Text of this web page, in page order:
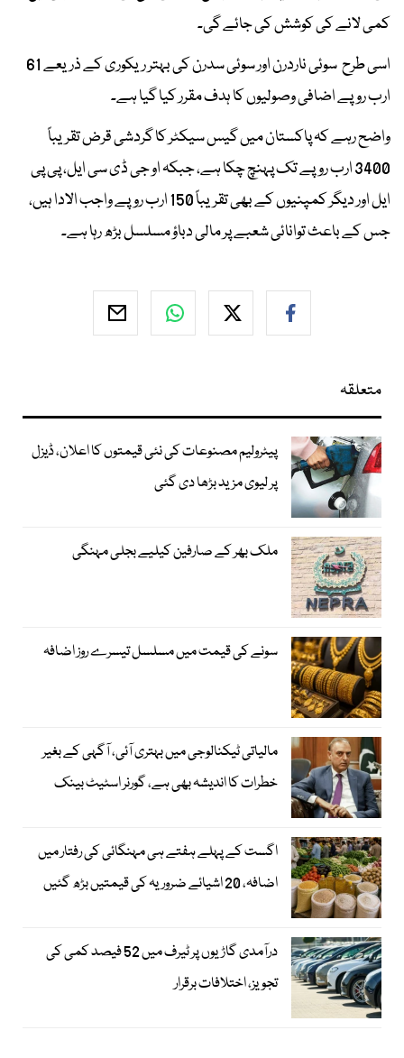
کمی لانے کی کوشش کی جائے گی۔
اسی طرح سوئی ناردرن اور سوئی سدرن کی بہتر ریکوری کے ذریعے 61
ارب روپے اضافی وصولیوں کا ہدف مقرر کیا گیا ہے۔
واضح رہے کہ پاکستان میں گیس سیکٹر کا گردشی قرض تقریباً
3400 ارب روپے تک پہنچ چکا ہے، جبکہ او جی ڈی سی ایل، پی پی
ایل اور دیگر کمپنیوں کے بھی تقریباً 150 ارب روپے واجب الادا ہیں،
جس کے باعث توانائی شعبے پر مالی دباؤ مسلسل بڑھ رہا ہے۔
متعلقہ
پیٹرولیم مصنوعات کی نئی قیمتوں کا اعلان، ڈیزل
پر لیوی مزید بڑھا دی گئی
ملک بھر کے صارفین کیلیے بجلی مہنگی
سونے کی قیمت میں مسلسل تیسرے روز اضافہ
مالیاتی ٹیکنالوجی میں بہتری آئی، آگہی کے بغیر
خطرات کا اندیشہ بھی ہے، گورنر اسٹیٹ بینک
اگست کے پہلے ہفتے ہی مہنگائی کی رفتار میں
اضافہ، 20 اشیائے ضروریہ کی قیمتیں بڑھ گئیں
درآمدی گاڑیوں پر ٹیرف میں 52 فیصد کمی کی
تجویز، اختلافات برقرار